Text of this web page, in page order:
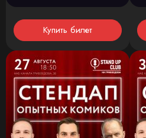
Купить билет